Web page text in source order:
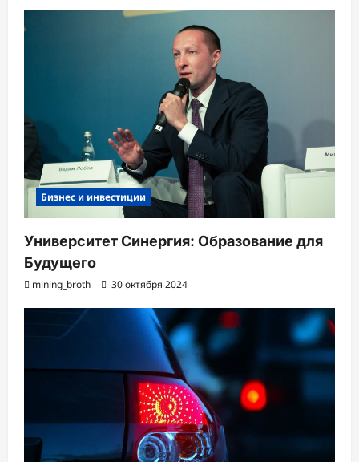
Бизнес и инвестиции
Университет Синергия: Образование для
Будущего
mining_broth 30 октября 2024